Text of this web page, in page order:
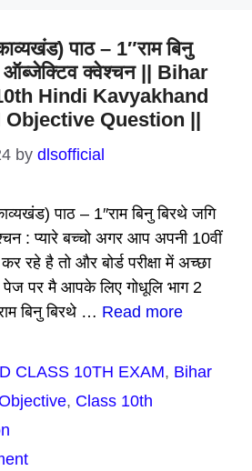
पाठ – 1″राम बिनु
ऑब्जेक्टिव क्वेश्चन || Bihar
Hindi Kavyakhand
Objective Question ||
by dlsofficial
पाठ – 1″राम बिनु बिरथे जगि
: प्यारे बच्चो अगर आप अपनी 10वीं
कर रहे है तो और बोर्ड परीक्षा में अच्छा
पेज पर मै आपके लिए गोधूलि भाग 2
बिनु बिरथे … Read more
CLASS 10TH EXAM, Bihar
, Class 10th